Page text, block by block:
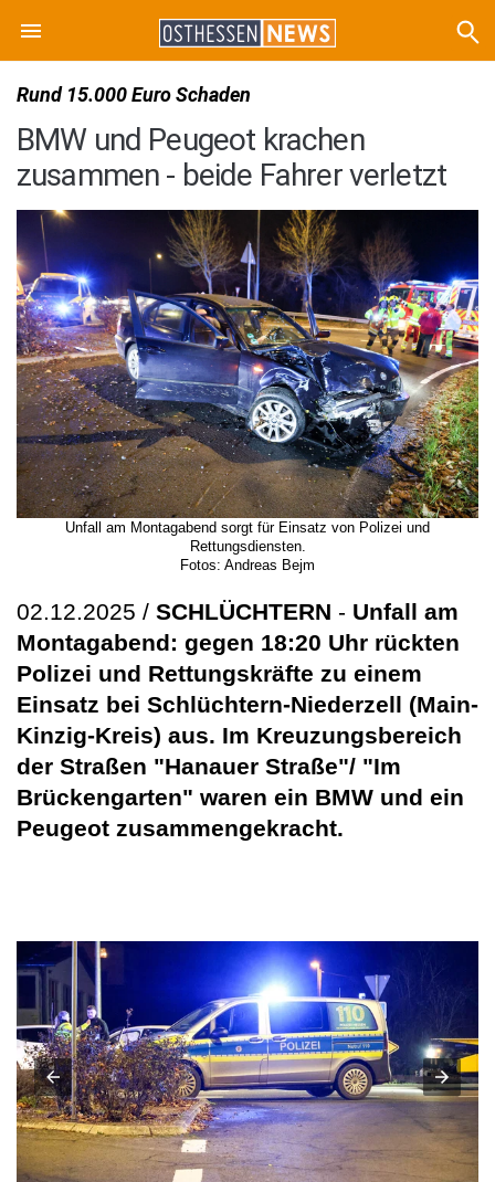
Rund 15.000 Euro Schaden
BMW und Peugeot krachen
zusammen - beide Fahrer verletzt
Unfall am Montagabend sorgt für Einsatz von Polizei und
Rettungsdiensten.
Fotos: Andreas Bejm
02.12.2025 / SCHLÜCHTERN - Unfall am
Montagabend: gegen 18:20 Uhr rückten
Polizei und Rettungskräfte zu einem
Einsatz bei Schlüchtern-Niederzell (Main-
Kinzig-Kreis) aus. Im Kreuzungsbereich
der Straßen "Hanauer Straße"/ "Im
Brückengarten" waren ein BMW und ein
Peugeot zusammengekracht.